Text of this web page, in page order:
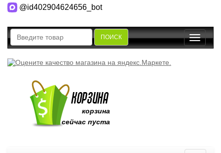
@id402904624656_bot
ПОИСК
Toggle
корзина
сейчас пуста